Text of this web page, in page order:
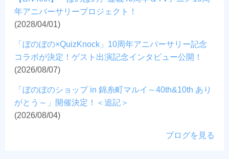
年アニバーサリープロジェクト！
(2028/04/01)
「ぼのぼの×QuizKnock」10周年アニバーサリー記念
コラボが決定！ゲスト出演記念インタビュー公開！
(2026/08/07)
「ぼのぼのショップ in 錦糸町マルイ～40th&10th あり
がとう～」開催決定！＜追記＞
(2026/08/04)
ブログを見る